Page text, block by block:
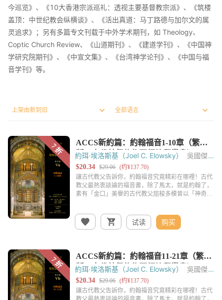
今巡览》、《10大香港宗派巡礼：透视主要基督教宗派》、《筑楼
盖顶：中世纪教会纵横谈》、《活出真道：马丁路德与加尔文的属
灵追求》；另有多篇专文刊载于中外学术期刊，如 Theology、
Coptic Church Review、《山道期刊》、《建道学刊》、《中国神
学研究院期刊》、《中宣文集》、《台湾神学论刊》、《中国与福
音学刊》等。
約珥·埃洛斯基（Joel C. Elowsky）
吳國傑
托馬斯‧奧登（Thomas C. Oden）
试读 购买
約珥·埃洛斯基（Joel C. Elowsky）
吳國傑
托馬斯‧奧登（Thomas C. Oden）